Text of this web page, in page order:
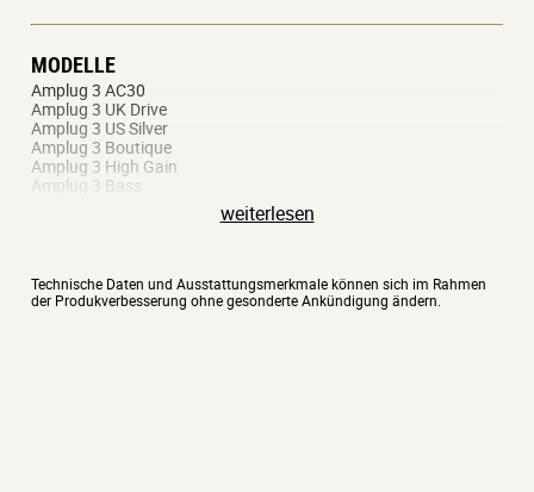
MODELLE
Amplug 3 AC30
Amplug 3 UK Drive
Amplug 3 US Silver
Amplug 3 Boutique
Amplug 3 High Gain
Amplug 3 Bass
weiterlesen
Technische Daten und Ausstattungsmerkmale können sich im Rahmen
der Produkverbesserung ohne gesonderte Ankündigung ändern.